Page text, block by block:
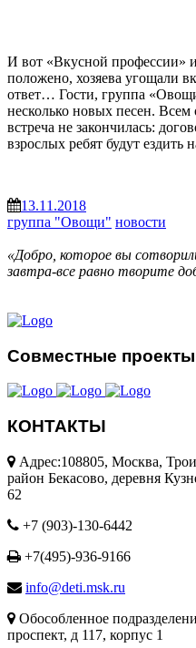
И вот «Вкусной профессии»
положено, хозяева угощали
ответ… Гости, группа
несколько новых песен.
встреча не закончилась:
взрослых ребят будут ездить
13.11.2018
группа "Овощи" новости
«Добро, которое вы
завтра-все равно творите
Совместные проекты
КОНТАКТЫ
Адрес:108805, Москва,
район Бекасово, деревня
62
+7 (903)-130-6442
+7(495)-936-9166
info@deti.msk.ru
Обособленное
проспект, д 117, корпус 1